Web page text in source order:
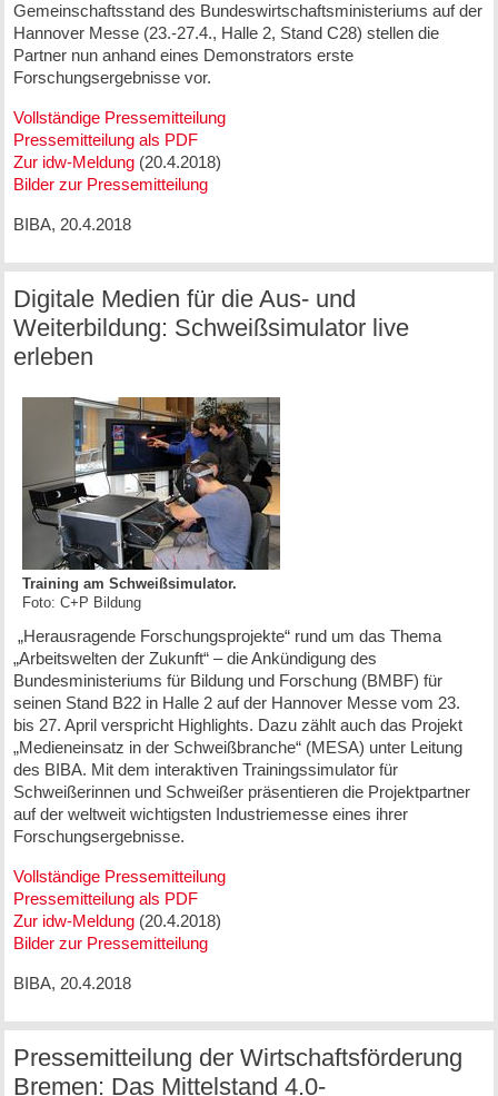
Gemeinschaftsstand des Bundeswirtschaftsministeriums auf der
Hannover Messe (23.-27.4., Halle 2, Stand C28) stellen die
Partner nun anhand eines Demonstrators erste
Forschungsergebnisse vor.
Vollständige Pressemitteilung
Pressemitteilung als PDF
Zur idw-Meldung(20.4.2018)
Bilder zur Pressemitteilung
BIBA, 20.4.2018
Digitale Medien für die Aus- und
Weiterbildung: Schweißsimulator live
erleben
Training am Schweißsimulator.
Foto: C+P Bildung
„Herausragende Forschungsprojekte“ rund um das Thema
„Arbeitswelten der Zukunft“ – die Ankündigung des
Bundesministeriums für Bildung und Forschung (BMBF) für
seinen Stand B22 in Halle 2 auf der Hannover Messe vom 23.
bis 27. April verspricht Highlights. Dazu zählt auch das Projekt
„Medieneinsatz in der Schweißbranche“ (MESA) unter Leitung
des BIBA. Mit dem interaktiven Trainingssimulator für
Schweißerinnen und Schweißer präsentieren die Projektpartner
auf der weltweit wichtigsten Industriemesse eines ihrer
Forschungsergebnisse.
Vollständige Pressemitteilung
Pressemitteilung als PDF
Zur idw-Meldung(20.4.2018)
Bilder zur Pressemitteilung
BIBA, 20.4.2018
Pressemitteilung der Wirtschaftsförderung
Bremen: Das Mittelstand 4.0‐